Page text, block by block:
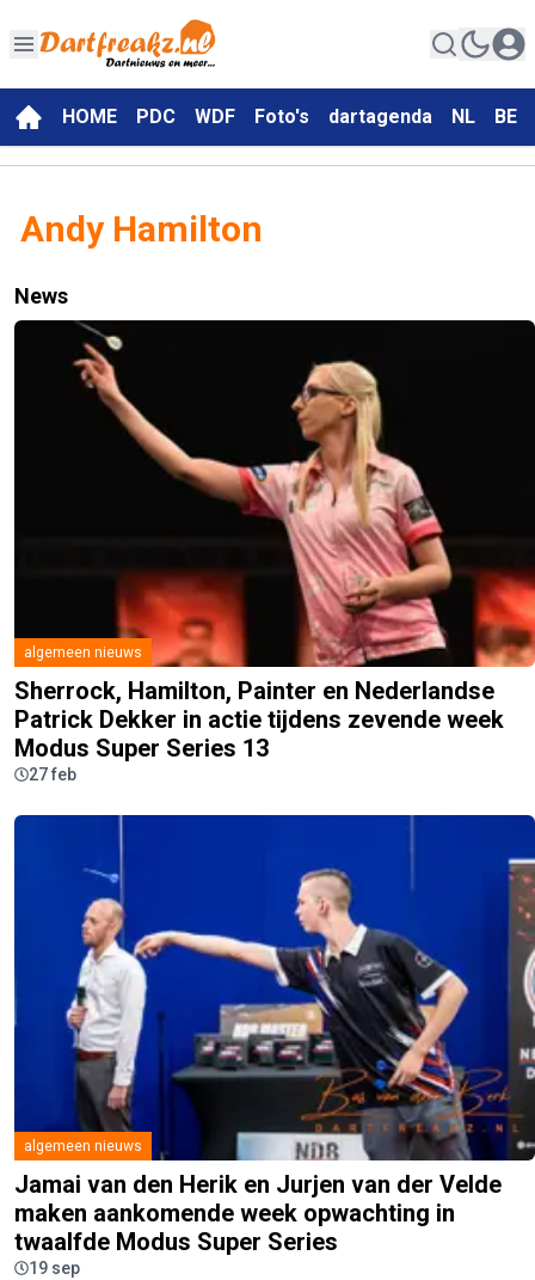
HOME PDC WDF Foto's dartagenda NL BE
Andy Hamilton
News
algemeen nieuws
Sherrock, Hamilton, Painter en Nederlandse
Patrick Dekker in actie tijdens zevende week
Modus Super Series 13
27 feb
algemeen nieuws
Jamai van den Herik en Jurjen van der Velde
maken aankomende week opwachting in
twaalfde Modus Super Series
19 sep